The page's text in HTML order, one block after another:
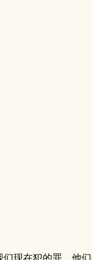
现在犯的罪，他